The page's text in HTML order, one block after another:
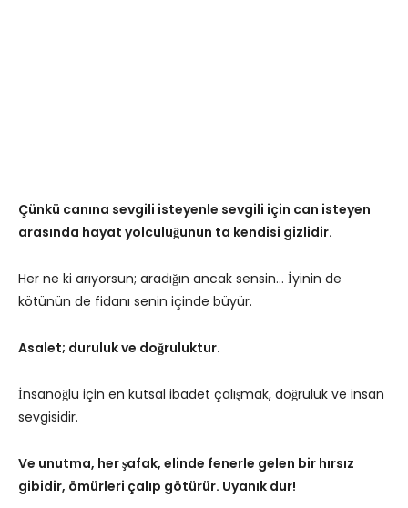
Çünkü canına sevgili isteyenle sevgili için can isteyen
arasında hayat yolculuğunun ta kendisi gizlidir.
Her ne ki arıyorsun; aradığın ancak sensin… İyinin de
kötünün de fidanı senin içinde büyür.
Asalet; duruluk ve doğruluktur.
İnsanoğlu için en kutsal ibadet çalışmak, doğruluk ve insan
sevgisidir.
Ve unutma, her şafak, elinde fenerle gelen bir hırsız
gibidir, ömürleri çalıp götürür. Uyanık dur!